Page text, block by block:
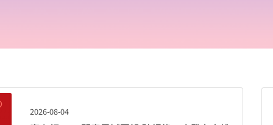
2026-08-04